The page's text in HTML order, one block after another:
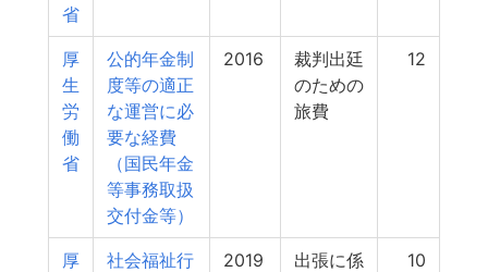
省
厚
生
労
働
省
公的年金制
度等の適正
な運営に必
要な経費
（国民年金
等事務取扱
交付金等）
2016
裁判出廷
のための
旅費
12
厚
社会福祉行
2019
出張に係
10